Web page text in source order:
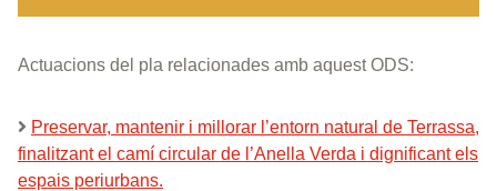
Actuacions del pla relacionades amb aquest ODS:
Preservar, mantenir i millorar l’entorn natural de Terrassa,
finalitzant el camí circular de l’Anella Verda i dignificant els
espais periurbans.